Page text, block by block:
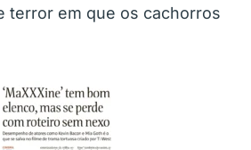
terror em que os cachorros